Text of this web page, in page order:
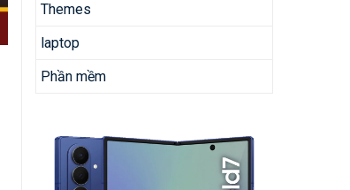
Themes
laptop
Phần mềm